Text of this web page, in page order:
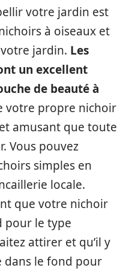
votre jardin est
à oiseaux et
jardin. Les
un excellent
de beauté à
votre propre nichoir
amusant que toute
Vous pouvez
simples en
locale.
que votre nichoir
pour le type
attirer et qu’il y
dans le fond pour